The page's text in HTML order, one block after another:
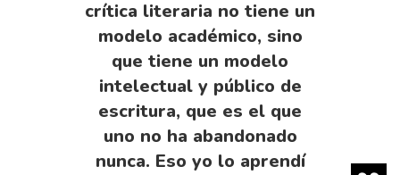
crítica literaria no tiene un
modelo académico, sino
que tiene un modelo
intelectual y público de
escritura, que es el que
uno no ha abandonado
nunca. Eso yo lo aprendí